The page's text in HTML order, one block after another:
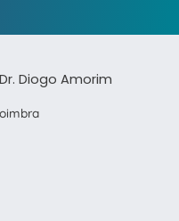
Diogo Amorim